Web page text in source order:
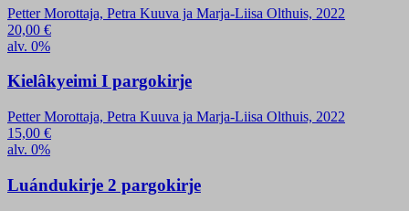
Petter Morottaja, Petra Kuuva ja Marja-Liisa Olthuis, 2022
20,00 €
alv. 0%
Kielâkyeimi I pargokirje
Petter Morottaja, Petra Kuuva ja Marja-Liisa Olthuis, 2022
15,00 €
alv. 0%
Luándukirje 2 pargokirje